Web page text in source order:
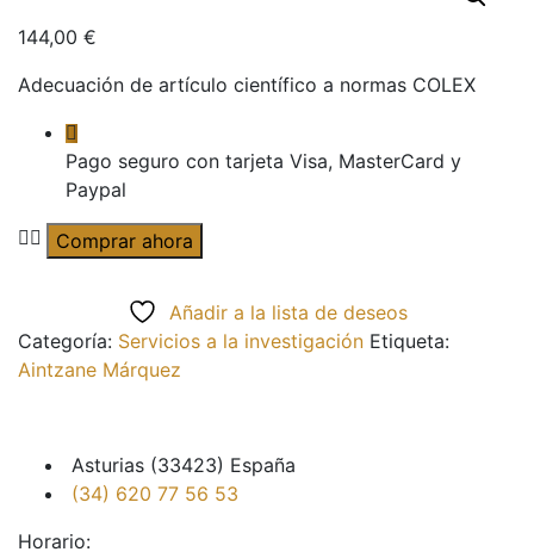
144,00 €
Adecuación de artículo científico a normas COLEX
Pago seguro con tarjeta Visa, MasterCard y
Paypal
Edición
y
académicos
Comprar ahora
Añadir a la lista de deseos
Categoría: Servicios a la investigación Etiqueta:
Aintzane Márquez
Asturias (33423) España
(34) 620 77 56 53
Horario: